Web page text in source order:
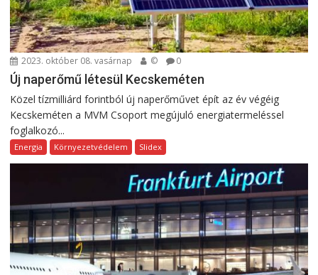
2023. október 08. vasárnap © 0
Új naperőmű létesül Kecskeméten
Közel tízmilliárd forintból új naperőművet épít az év végéig
Kecskeméten a MVM Csoport megújuló energiatermeléssel
foglalkozó...
Energia Környezetvédelem Slidex